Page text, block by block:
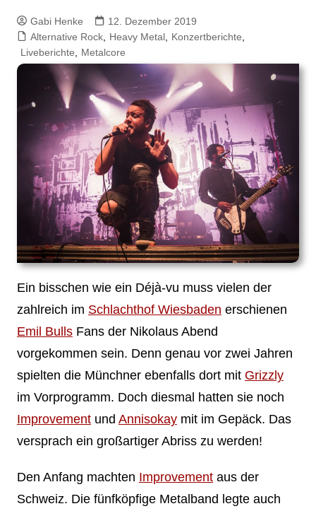
Gabi Henke
12. Dezember 2019
Alternative Rock, Heavy Metal, Konzertberichte
Liveberichte
Metalcore
Ein bisschen wie ein Déjà-vu muss vielen der
zahlreich im Schlachthof Wiesbaden erschienen
Emil BullsFans der Nikolaus Abend
vorgekommen sein. Denn genau vor zwei Jahren
spielten die Münchner ebenfalls dort mit Grizzly
im Vorprogramm. Doch diesmal hatten sie noch
Improvementund Annisokaymit im Gepäck. Das
versprach ein großartiger Abriss zu werden!
Den Anfang machten Improvementaus der
Schweiz. Die fünfköpfige Metalband legte auch